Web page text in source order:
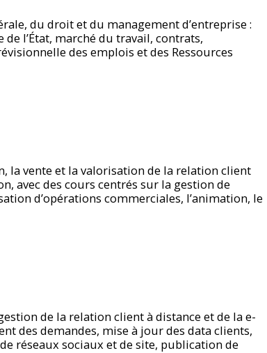
du droit et du management d’entreprise :
l’État, marché du travail, contrats,
des emplois et des Ressources
la vente et la valorisation de la relation client
avec des cours centrés sur la gestion de
d’opérations commerciales, l’animation, le
de la relation client à distance et de la e-
des demandes, mise à jour des data clients,
réseaux sociaux et de site, publication de